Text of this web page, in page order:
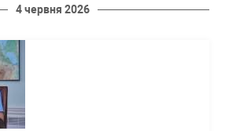
4 червня 2026